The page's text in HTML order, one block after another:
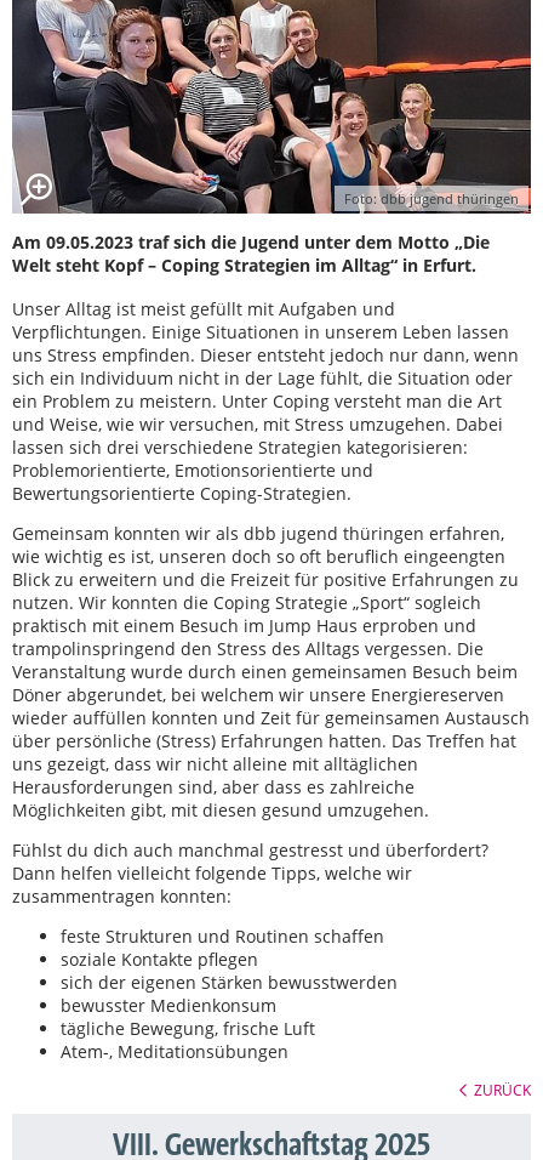
Foto: dbb jugend thüringen
Am 09.05.2023 traf sich die Jugend unter dem Motto „Die
Welt steht Kopf – Coping Strategien im Alltag“ in Erfurt.
Unser Alltag ist meist gefüllt mit Aufgaben und
Verpflichtungen. Einige Situationen in unserem Leben lassen
uns Stress empfinden. Dieser entsteht jedoch nur dann, wenn
sich ein Individuum nicht in der Lage fühlt, die Situation oder
ein Problem zu meistern. Unter Coping versteht man die Art
und Weise, wie wir versuchen, mit Stress umzugehen. Dabei
lassen sich drei verschiedene Strategien kategorisieren:
Problemorientierte, Emotionsorientierte und
Bewertungsorientierte Coping-Strategien.
Gemeinsam konnten wir als dbb jugend thüringen erfahren,
wie wichtig es ist, unseren doch so oft beruflich eingeengten
Blick zu erweitern und die Freizeit für positive Erfahrungen zu
nutzen. Wir konnten die Coping Strategie „Sport“ sogleich
praktisch mit einem Besuch im Jump Haus erproben und
trampolinspringend den Stress des Alltags vergessen. Die
Veranstaltung wurde durch einen gemeinsamen Besuch beim
Döner abgerundet, bei welchem wir unsere Energiereserven
wieder auffüllen konnten und Zeit für gemeinsamen Austausch
über persönliche (Stress) Erfahrungen hatten. Das Treffen hat
uns gezeigt, dass wir nicht alleine mit alltäglichen
Herausforderungen sind, aber dass es zahlreiche
Möglichkeiten gibt, mit diesen gesund umzugehen.
Fühlst du dich auch manchmal gestresst und überfordert?
Dann helfen vielleicht folgende Tipps, welche wir
zusammentragen konnten:
feste Strukturen und Routinen schaffen
soziale Kontakte pflegen
sich der eigenen Stärken bewusstwerden
bewusster Medienkonsum
tägliche Bewegung, frische Luft
Atem-, Meditationsübungen
ZURÜCK
VIII. Gewerkschaftstag 2025